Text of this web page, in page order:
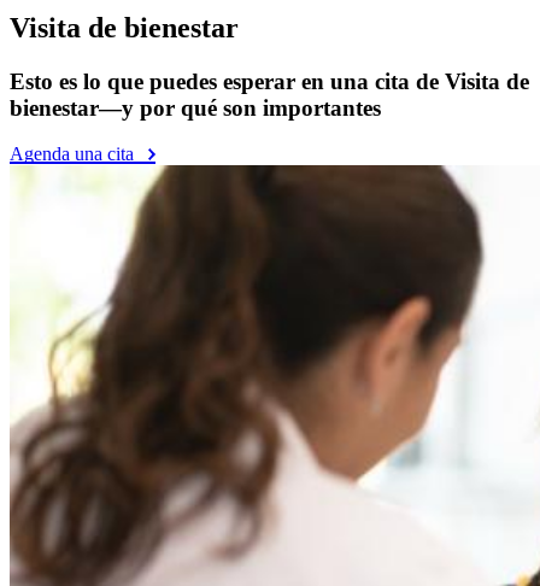
Visita de bienestar
Esto es lo que puedes esperar en una cita de Visita de
bienestar—y por qué son importantes
Agenda una cita